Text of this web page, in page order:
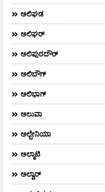
ಅಲಿಘಡ
ಅಲಿಘರ್
ಅಲಿಪುರದೌರ್‌
ಅಲಿಬೌಗ್
ಅಲಿಭಾಗ್
ಅಲುವಾ
ಅಲ್ಬೇನಿಯಾ
ಅಲ್ಮಾಟಿ
ಅಲ್ವಾರ್